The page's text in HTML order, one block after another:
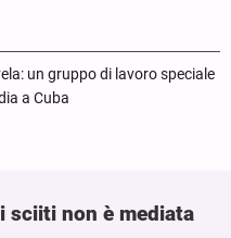
un gruppo di lavoro speciale
a Cuba
sciiti non è mediata